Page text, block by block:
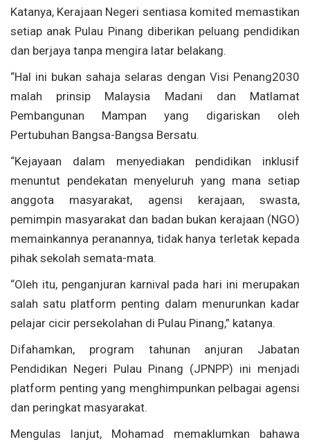
Katanya, Kerajaan Negeri sentiasa komited memastikan
setiap anak Pulau Pinang diberikan peluang pendidikan
dan berjaya tanpa mengira latar belakang.
“Hal ini bukan sahaja selaras dengan Visi Penang2030
malah prinsip Malaysia Madani dan Matlamat
Pembangunan Mampan yang digariskan oleh
Pertubuhan Bangsa-Bangsa Bersatu.
“Kejayaan dalam menyediakan pendidikan inklusif
menuntut pendekatan menyeluruh yang mana setiap
anggota masyarakat, agensi kerajaan, swasta,
pemimpin masyarakat dan badan bukan kerajaan (NGO)
memainkannya peranannya, tidak hanya terletak kepada
pihak sekolah semata-mata.
“Oleh itu, penganjuran karnival pada hari ini merupakan
salah satu platform penting dalam menurunkan kadar
pelajar cicir persekolahan di Pulau Pinang,” katanya.
Difahamkan, program tahunan anjuran Jabatan
Pendidikan Negeri Pulau Pinang (JPNPP) ini menjadi
platform penting yang menghimpunkan pelbagai agensi
dan peringkat masyarakat.
Mengulas lanjut, Mohamad memaklumkan bahawa